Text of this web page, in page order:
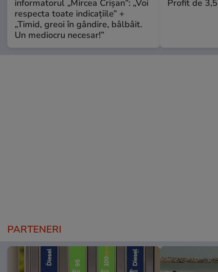
informatorul „Mircea Crișan”: „Voi
respecta toate indicațiile” +
„Timid, greoi în gândire, bâlbâit.
Un mediocru necesar!”
Profit de
PARTENERI